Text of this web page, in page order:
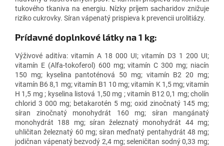
tukového tkaniva na energiu. Nízky príjem sacharidov znižuje
riziko cukrovky. Síran vápenatý prispieva k prevencii urolitiázy.
Prídavné doplnkové látky na 1 kg:
Výživové aditíva: vitamín A 18 000 UI; vitamín D3 1 200 UI;
vitamín E (Alfa-tokoferol) 600 mg; vitamín C 300 mg; niacín
150 mg; kyselina pantoténová 50 mg; vitamín B2 20 mg;
vitamín B6 8,1 mg; vitamín B1 10 mg; vitamín K 1,5 mg; vitamín
H 1,5 mg ; kyselina listová 1,50 mg ; vitamín B12 0,1 mg; cholín
chlorid 3 000 mg; betakarotén 5 mg; oxid zinočnatý 145 mg;
síran zinočnatý monohydrát 160 mg; síran mangánatý
monohydrát 188 mg; síran železnatý monohydrát 44 mg;
uhličitan železnatý 60 mg; síran meďnatý pentahydrát 48 mg;
jodičnan vápenatý bezvodý 2,4 mg; seleničitan sodný 0,33 mg;